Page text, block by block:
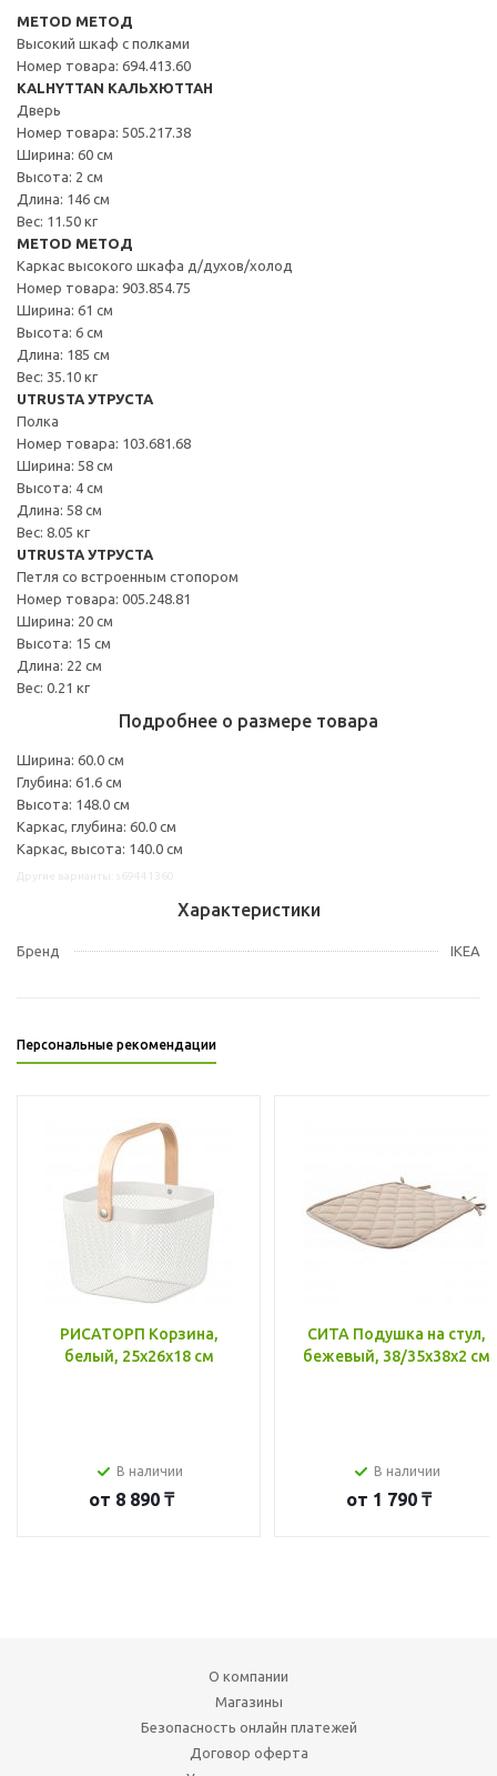
METOD МЕТОД
Высокий шкаф с полками
Номер товара: 694.413.60
KALHYTTAN КАЛЬХЮТТАН
Дверь
Номер товара: 505.217.38
Ширина: 60 см
Высота: 2 см
Длина: 146 см
Вес: 11.50 кг
METOD МЕТОД
Каркас высокого шкафа д/духов/холод
Номер товара: 903.854.75
Ширина: 61 см
Высота: 6 см
Длина: 185 см
Вес: 35.10 кг
UTRUSTA УТРУСТА
Полка
Номер товара: 103.681.68
Ширина: 58 см
Высота: 4 см
Длина: 58 см
Вес: 8.05 кг
UTRUSTA УТРУСТА
Петля со встроенным стопором
Номер товара: 005.248.81
Ширина: 20 см
Высота: 15 см
Длина: 22 см
Вес: 0.21 кг
Подробнее о размере товара
Ширина: 60.0 см
Глубина: 61.6 см
Высота: 148.0 см
Каркас, глубина: 60.0 см
Каркас, высота: 140.0 см
Характеристики
Бренд IKEA
Персональные рекомендации
РИСАТОРП Корзина,
белый, 25x26x18 см
В наличии
от 8 890 ₸
СИТА Подушка на стул,
бежевый, 38/35x38x2 см
В наличии
от 1 790 ₸
О компании
Магазины
Безопасность онлайн платежей
Договор оферта